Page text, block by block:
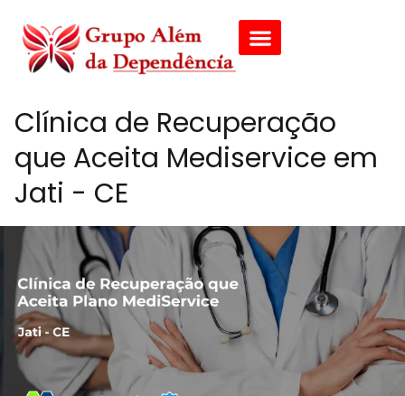
Clínica de Recuperação
que Aceita Mediservice em
Jati - CE